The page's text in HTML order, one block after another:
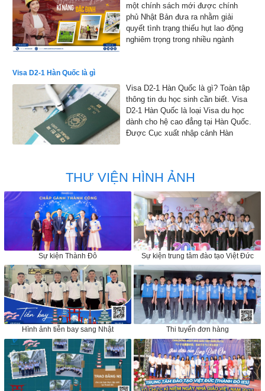
một chính sách mới được chính
phủ Nhật Bản đưa ra nhằm giải
quyết tình trạng thiếu hụt lao động
nghiêm trọng trong nhiều ngành
Visa D2-1 Hàn Quốc là gì
Visa D2-1 Hàn Quốc là gì? Toàn tập
thông tin du học sinh cần biết. Visa
D2-1 Hàn Quốc là loại Visa du học
dành cho hệ cao đẳng tại Hàn Quốc.
Được Cục xuất nhập cảnh Hàn
THƯ VIỆN HÌNH ẢNH
Sự kiện Thành Đô Sự kiện trung tâm đào tạo Việt Đức
Hình ảnh tiễn bay sang Nhật Thi tuyển đơn hàng